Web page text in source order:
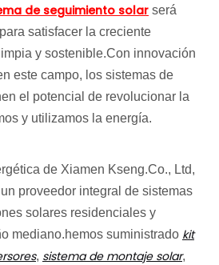
de seguimiento solar será
satisfacer la creciente
y sostenible.Con innovación
este campo, los sistemas de
el potencial de revolucionar la
y utilizamos la energía.
de Xiamen Kseng.Co., Ltd,
proveedor integral de sistemas
solares residenciales y
mediano.hemos suministrado kit
, sistema de montaje solar,